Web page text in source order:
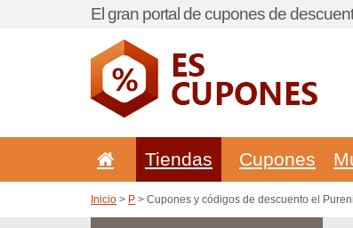
El gran portal de cupones de
Tiendas Cupones
Inicio > P > Cupones y códigos de descuento el